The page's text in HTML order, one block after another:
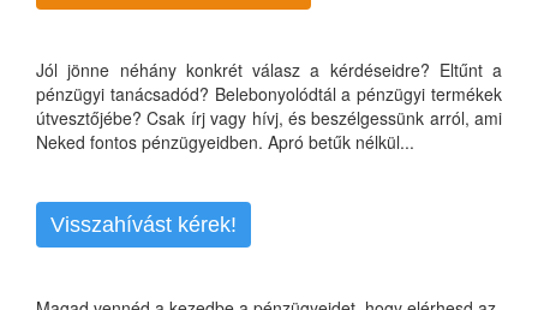
Jól jönne néhány konkrét válasz a kérdéseidre? Eltűnt a
pénzügyi tanácsadód? Belebonyolódtál a pénzügyi termékek
útvesztőjébe? Csak írj vagy hívj, és beszélgessünk arról, ami
Neked fontos pénzügyeidben. Apró betűk nélkül...
Visszahívást kérek!